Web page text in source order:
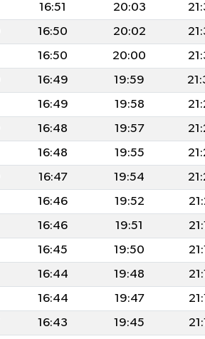
16:51 20:03
16:50 20:02
16:50 20:00
16:49 19:59
16:49 19:58
16:48 19:57
16:48 19:55
16:47 19:54
16:46 19:52
16:46 19:51
16:45 19:50
16:44 19:48
16:44 19:47
16:43 19:45